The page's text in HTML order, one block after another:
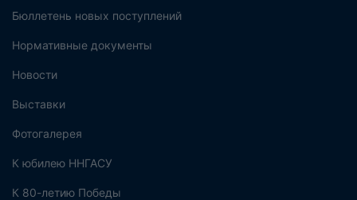
Бюллетень новых поступлений
Нормативные документы
Новости
Выставки
Фотогалерея
К юбилею ННГАСУ
К 80-летию Победы